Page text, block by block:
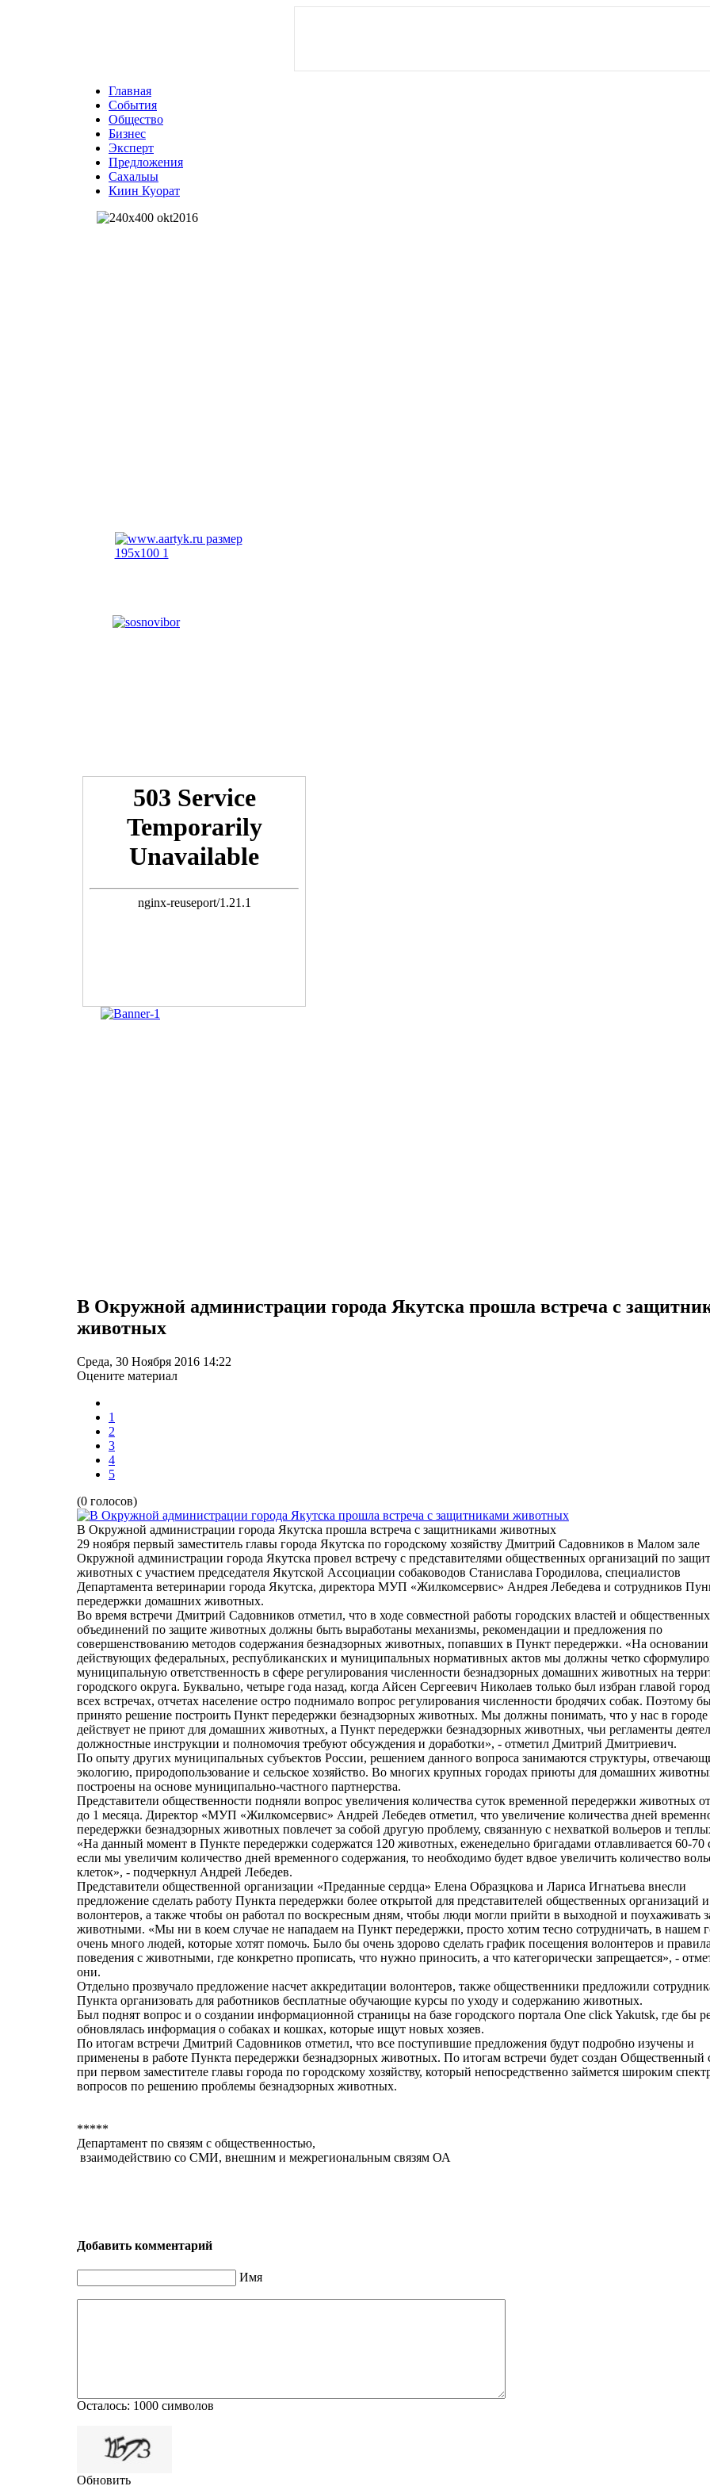
Главная
События
Общество
Бизнес
Эксперт
Предложения
Сахалыы
Киин Куорат
В Окружной администрации города Якутска прошла встреча с
животных
Среда, 30 Ноября 2016 14:22
Оцените материал
1
2
3
4
5
(0 голосов)
В Окружной администрации города Якутска прошла встреча с защитниками животных
29 ноября первый заместитель главы города Якутска по городскому хозяйству Дмитрий Садовников в Малом зале
Окружной администрации города Якутска провел встречу с представителями общественных организаций по
животных с участием председателя Якутской Ассоциации собаководов Станислава Городилова, специалистов
Департамента ветеринарии города Якутска, директора МУП «Жилкомсервис» Андрея Лебедева и сотрудников
передержки домашних животных.
Во время встречи Дмитрий Садовников отметил, что в ходе совместной работы городских властей и общественных
объединений по защите животных должны быть выработаны механизмы, рекомендации и предложения по
совершенствованию методов содержания безнадзорных животных, попавших в Пункт передержки. «На основании
действующих федеральных, республиканских и муниципальных нормативных актов мы должны четко
муниципальную ответственность в сфере регулирования численности безнадзорных домашних животных на
городского округа. Буквально, четыре года назад, когда Айсен Сергеевич Николаев только был избран главой
всех встречах, отчетах население остро поднимало вопрос регулирования численности бродячих собак. Поэтому
принято решение построить Пункт передержки безнадзорных животных. Мы должны понимать, что у нас в городе
действует не приют для домашних животных, а Пункт передержки безнадзорных животных, чьи регламенты
должностные инструкции и полномочия требуют обсуждения и доработки», - отметил Дмитрий Дмитриевич.
По опыту других муниципальных субъектов России, решением данного вопроса занимаются структуры,
экологию, природопользование и сельское хозяйство. Во многих крупных городах приюты для домашних
построены на основе муниципально-частного партнерства.
Представители общественности подняли вопрос увеличения количества суток временной передержки животных
до 1 месяца. Директор «МУП «Жилкомсервис» Андрей Лебедев отметил, что увеличение количества дней
передержки безнадзорных животных повлечет за собой другую проблему, связанную с нехваткой вольеров и
«На данный момент в Пункте передержки содержатся 120 животных, еженедельно бригадами отлавливается 60-70
если мы увеличим количество дней временного содержания, то необходимо будет вдвое увеличить количество
клеток», - подчеркнул Андрей Лебедев.
Представители общественной организации «Преданные сердца» Елена Образцкова и Лариса Игнатьева внесли
предложение сделать работу Пункта передержки более открытой для представителей общественных организаций и
волонтеров, а также чтобы он работал по воскресным дням, чтобы люди могли прийти в выходной и поухаживать
животными. «Мы ни в коем случае не нападаем на Пункт передержки, просто хотим тесно сотрудничать, в нашем
очень много людей, которые хотят помочь. Было бы очень здорово сделать график посещения волонтеров и
поведения с животными, где конкретно прописать, что нужно приносить, а что категорически запрещается», -
они.
Отдельно прозвучало предложение насчет аккредитации волонтеров, также общественники предложили
Пункта организовать для работников бесплатные обучающие курсы по уходу и содержанию животных.
Был поднят вопрос и о создании информационной страницы на базе городского портала One click Yakutsk, где бы
обновлялась информация о собаках и кошках, которые ищут новых хозяев.
По итогам встречи Дмитрий Садовников отметил, что все поступившие предложения будут подробно изучены и
применены в работе Пункта передержки безнадзорных животных. По итогам встречи будет создан Общественный
при первом заместителе главы города по городскому хозяйству, который непосредственно займется широким
вопросов по решению проблемы безнадзорных животных.
*****
Департамент по связям с общественностью,
взаимодействию со СМИ, внешним и межрегиональным связям ОА
Добавить комментарий
Имя
Осталось: 1000 символов
Обновить